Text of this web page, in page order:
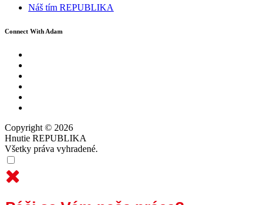
Náš tím REPUBLIKA
Connect With Adam
Copyright © 2026
Hnutie REPUBLIKA
Všetky práva vyhradené.